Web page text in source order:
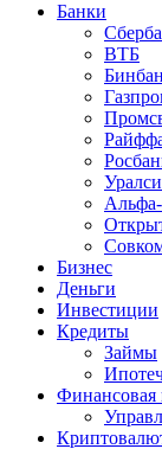
Банки
ВТБ
Бизнес
Деньги
Инвестиции
Кредиты
Займы
Финансовая